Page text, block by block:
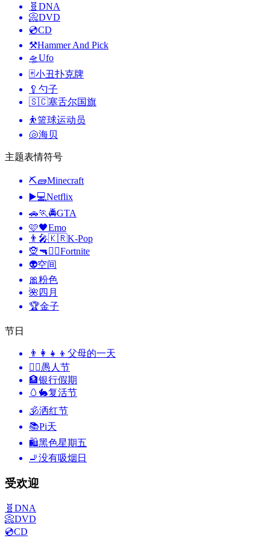
🧬 DNA
📀DVD
💿CD
⚒️Hammer And Pick
🛸Ufo
🃏小丑扑克牌
🥄 勺子
🇸🇨塞舌尔国旗
⛹️篮球运动员
🐚海贝
主题表情符号
⛏🧱Minecraft
▶️💻Netflix
🚗🏃🚔GTA
🩷🖤Emo
👨‍🎤🇰🇷K-Pop
🧝🔫🦹‍♂️Fortnite
👽空间
🎀粉色
🌺 四月
🏆金子
节日
👨‍👩‍👧‍👦 父母的一天
🙆‍♂️愚人节
🏦银行假期
🥚🐇复活节
🕉洒红节
📚Pi天
🛍黑色星期五
🚬没有吸烟日
受欢迎
🧬 DNA
📀DVD
💿CD